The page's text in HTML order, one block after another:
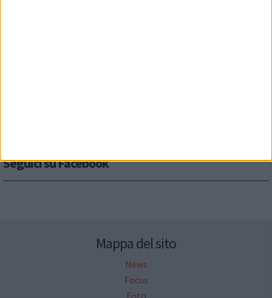
Seguici su Facebook
Mappa del sito
News
Focus